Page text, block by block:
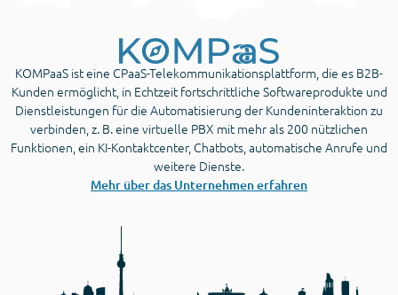
KOMPaaS ist eine CPaaS-Telekommunikationsplattform, die es B2B-
Kunden ermöglicht, in Echtzeit fortschrittliche Softwareprodukte und
Dienstleistungen für die Automatisierung der Kundeninteraktion zu
verbinden, z. B. eine virtuelle PBX mit mehr als 200 nützlichen
Funktionen, ein KI-Kontaktcenter, Chatbots, automatische Anrufe und
weitere Dienste.
Mehr über das Unternehmen erfahren